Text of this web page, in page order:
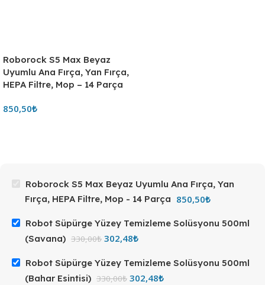
Roborock S5 Max Beyaz
Uyumlu Ana Fırça, Yan Fırça,
HEPA Filtre, Mop – 14 Parça
850,50₺
Roborock S5 Max Beyaz Uyumlu Ana Fırça, Yan
Fırça, HEPA Filtre, Mop - 14 Parça 850,50₺
Robot Süpürge Yüzey Temizleme Solüsyonu 500ml
(Savana) 330,00₺ 302,48₺
Robot Süpürge Yüzey Temizleme Solüsyonu 500ml
(Bahar Esintisi) 330,00₺ 302,48₺